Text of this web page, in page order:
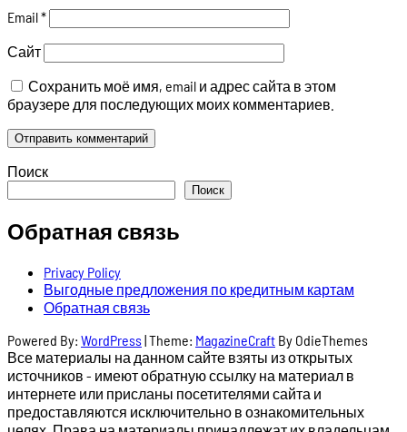
Email*
Сайт
Сохранить моё имя, email и адрес сайта в этом
браузере для последующих моих комментариев.
Поиск
Поиск
Обратная связь
Privacy Policy
Выгодные предложения по кредитным картам
Обратная связь
Powered By: WordPress|Theme: MagazineCraft By OdieThemes
Все материалы на данном сайте взяты из открытых
источников - имеют обратную ссылку на материал в
интернете или присланы посетителями сайта и
предоставляются исключительно в ознакомительных